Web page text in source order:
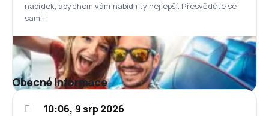
nabídek, abychom vám nabídli ty nejlepší. Přesvědčte se
sami!
Obecné informace
10:06, 9 srp 2026